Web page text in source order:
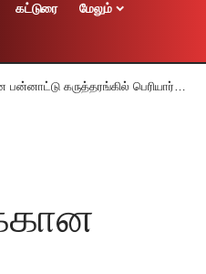
கட்டுரை மேலும்
பெரியார் மருந்தியல் கல்லூரி மாணவருக்கு முதல் பரிசு